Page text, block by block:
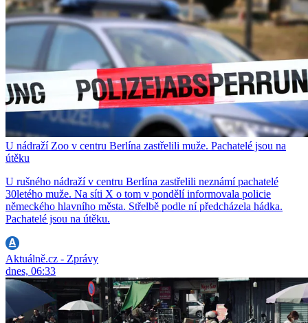
U nádraží Zoo v centru Berlína zastřelili muže. Pachatelé jsou na
útěku
U rušného nádraží v centru Berlína zastřelili neznámí pachatelé
30letého muže. Na síti X o tom v pondělí informovala policie
německého hlavního města. Střelbě podle ní předcházela hádka.
Pachatelé jsou na útěku.
Aktuálně.cz - Zprávy
dnes, 06:33